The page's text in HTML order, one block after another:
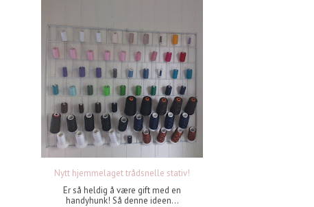
Nytt hjemmelaget trådsnelle stativ!
Er så heldig å være gift med en
handyhunk! Så denne ideen...